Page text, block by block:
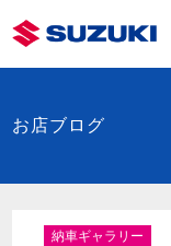
お店ブログ
納車ギャラリー